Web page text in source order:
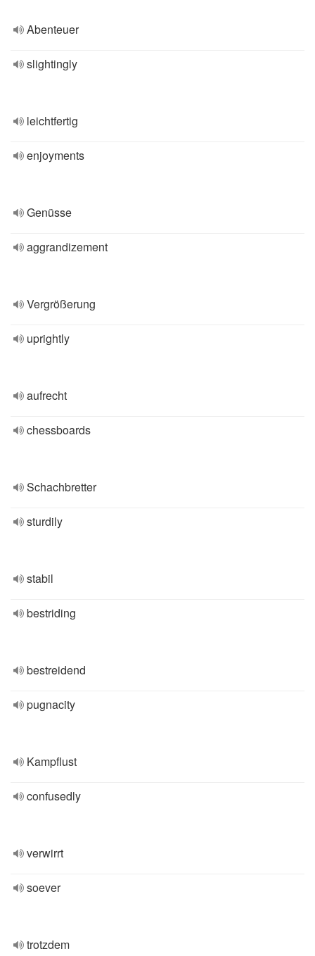
Abenteuer
slightingly
leichtfertig
enjoyments
Genüsse
aggrandizement
Vergrößerung
uprightly
aufrecht
chessboards
Schachbretter
sturdily
stabil
bestriding
bestreidend
pugnacity
Kampflust
confusedly
verwirrt
soever
trotzdem